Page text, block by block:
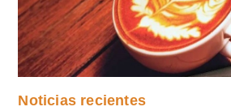
Noticias recientes